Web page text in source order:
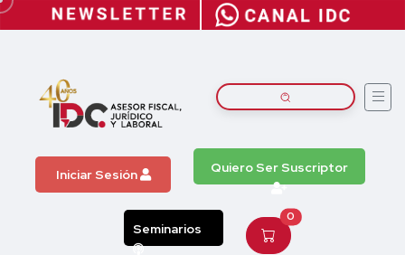
Iniciar Sesión Quiero Ser Suscriptor
Seminarios
0